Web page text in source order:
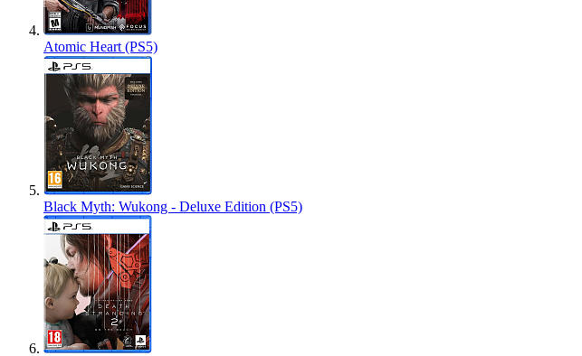
Atomic Heart (PS5)
Black Myth: Wukong - Deluxe Edition (PS5)